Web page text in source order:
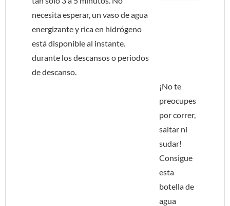
necesita esperar, un vaso de agua
energizante y rica en hidrógeno
está disponible al instante.
durante los descansos o periodos
de descanso.
¡No te
preocupes
por correr,
saltar ni
sudar!
Consigue
esta
botella de
agua